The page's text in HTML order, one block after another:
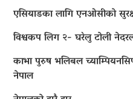
एसियाडका लागि एनओसीको
विश्वकप लिग २- घरेलु टोली
काभा पुरुष भलिबल
नेपाल